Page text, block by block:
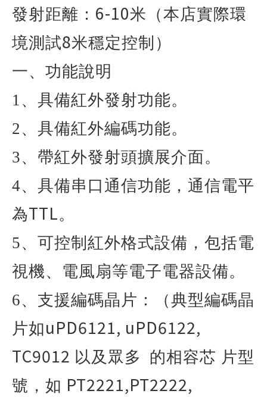
發射距離： 6-10米（本店實際環
境測試8米穩定控制）
一、功能說明
1 、具備紅外發射功能。
2 、具備紅外編碼功能。
3、帶紅外發射頭擴展介面。
4、具備串口通信功能，通信電平
為TTL。
5、可控制紅外格式設備，包括電
視機、電風扇等電子電器設備。
6、支援編碼晶片：（典型編碼晶
片如uPD6121, uPD6122,
TC9012 以及眾多 的相容芯 片型
號，如 PT2221,PT2222,